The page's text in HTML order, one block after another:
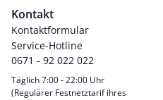
Kontakt
Kontaktformular
Service-Hotline
0671 - 92 022 022
Täglich 7:00 - 22:00 Uhr
(Regulärer Festnetztarif ihres